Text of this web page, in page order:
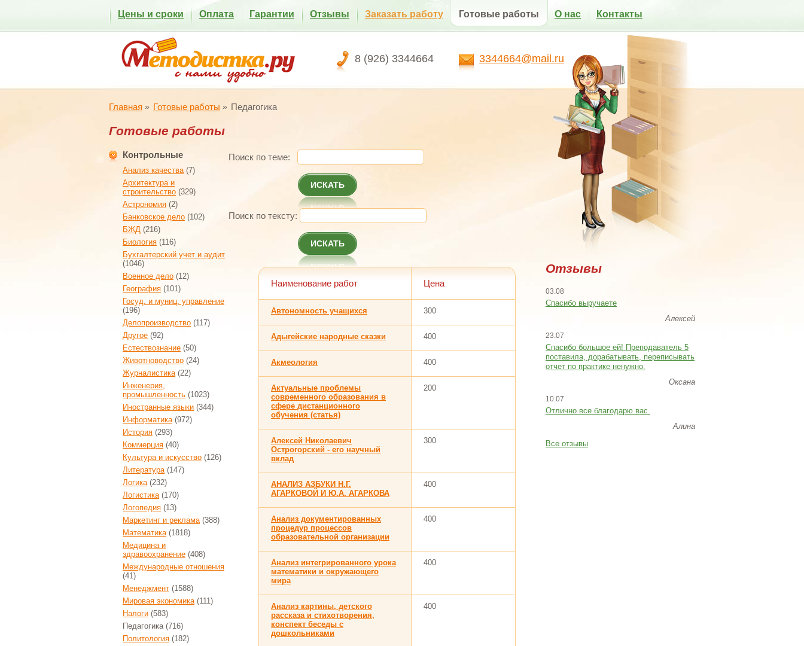
8 (926) 3344664 3344664@mail.ru
Цены и сроки Оплата Гарантии Отзывы Заказать работу Готовые работы О нас Контакты
Главная Готовые работы Педагогика
Готовые работы
Контрольные
Анализ качества(7)
Архитектура и
строительство (329)
Астрономия (2)
Банковское дело (102)
БЖД (216)
Биология (116)
Бухгалтерский учет и аудит
(1046)
Военное дело (12)
География (101)
Госуд. и муниц. управление
(196)
Делопроизводство (117)
Другое (92)
Естествознание (50)
Животноводство (24)
Журналистика(22)
Инженерия,
промышленность (1023)
Иностранные языки (344)
Информатика(972)
История (293)
Коммерция (40)
Культура и искусство (126)
Литература(147)
Логика(232)
Логистика(170)
Логопедия (13)
Маркетинг и реклама(388)
Математика(1818)
Медицина и
здравоохранение (408)
Международные отношения
(41)
Менеджмент (1588)
Мировая экономика(111)
Налоги (583)
Педагогика(716)
Политология (182)
Поиск по теме:
ИСКАТЬ
Поиск по тексту:
ИСКАТЬ
Наименование работ Цена
Автономность учащихся 300
Адыгейские народные сказки 400
Акмеология 400
Актуальные проблемы
современного образования в
сфере дистанционного
обучения (статья)
200
Алексей Николаевич
Острогорский - его научный
вклад
300
АНАЛИЗ АЗБУКИ Н.Г.
АГАРКОВОЙ И Ю.А. АГАРКОВА
400
Анализ документированных
процедур процессов
образовательной организации
400
Анализ интегрированного урока
математики и окружающего
мира
400
Анализ картины, детского
рассказа и стихотворения,
конспект беседы с
дошкольниками
400
Отзывы
03.08
Спасибо выручаете
Алексей
23.07
Cпасибо большое ей! Преподаватель 5
поставила, дорабатывать, переписывать
отчет по практике ненужно.
Оксана
10.07
Отлично все благодарю вас
Алина
Все отзывы